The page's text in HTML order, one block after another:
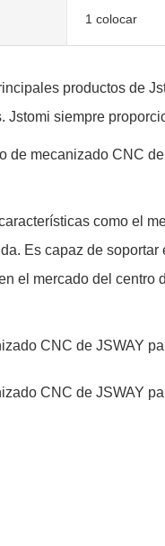
1 colocar
productos de
Jstomi siempre
como el
Es capaz de
el mercado del